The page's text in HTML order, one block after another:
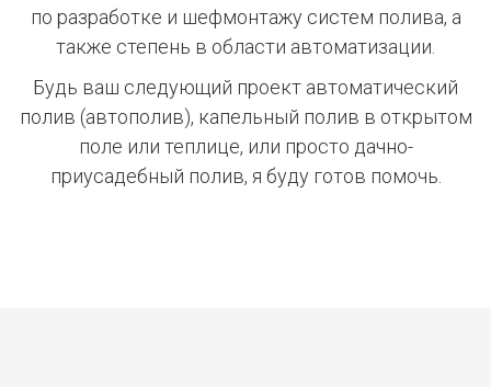
по разработке и шефмонтажу систем полива, а
также степень в области автоматизации.
Будь ваш следующий проект автоматический
полив (автополив), капельный полив в открытом
поле или теплице, или просто дачно-
приусадебный полив, я буду готов помочь.